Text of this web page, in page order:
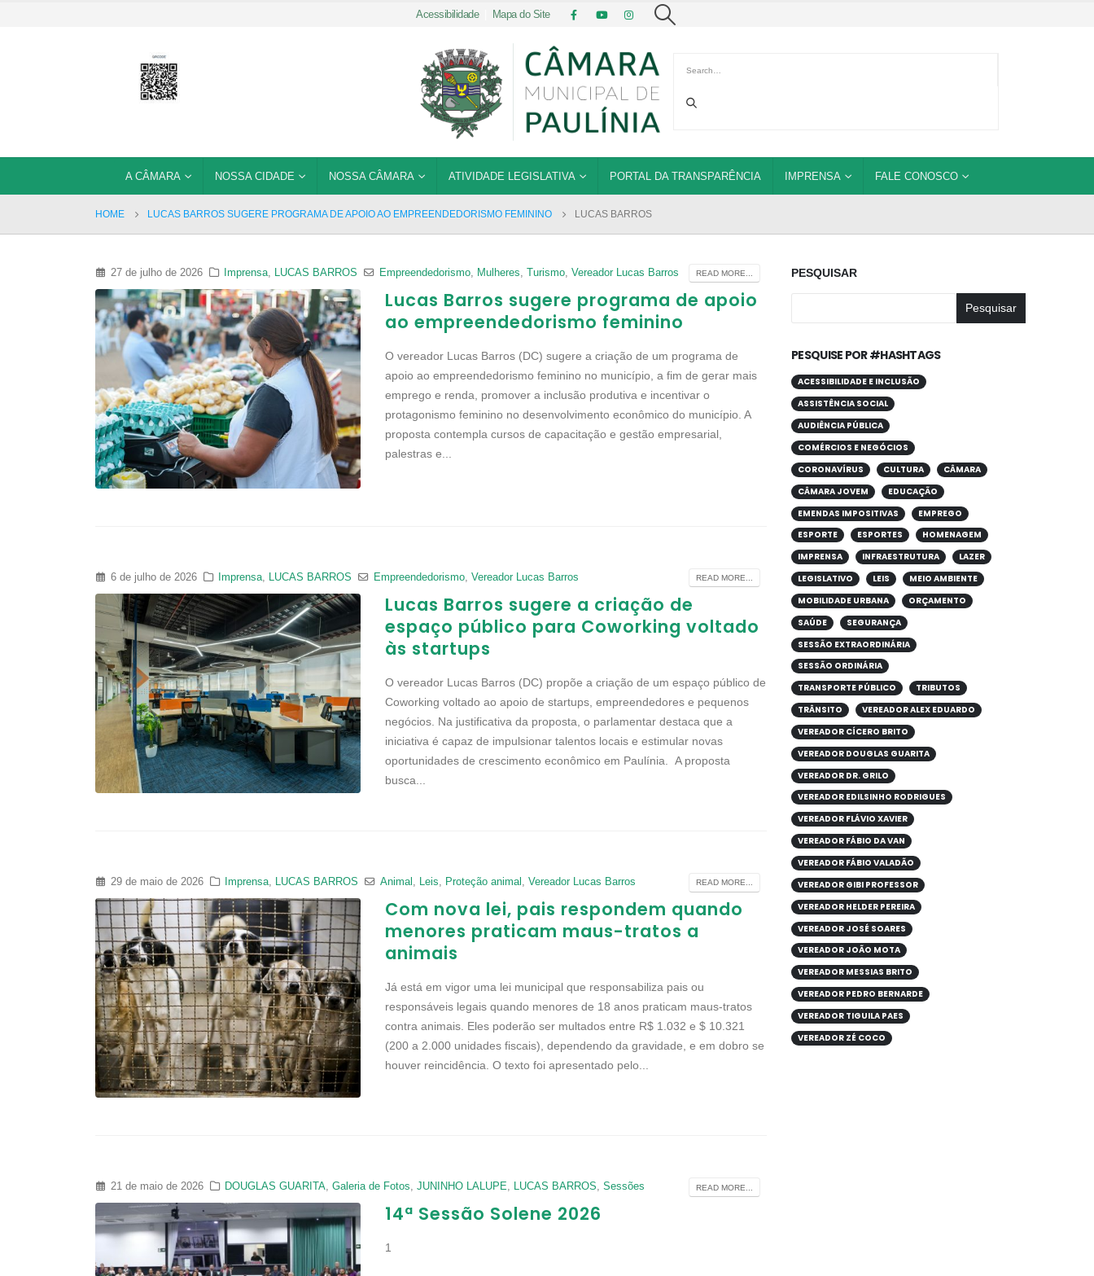
Acessibilidade| Mapa do Site
A CÂMARA NOSSA CIDADE NOSSA CÂMARA ATIVIDADE LEGISLATIVA PORTAL DA TRANSPARÊNCIA IMPRENSA FALE CONOSCO
HOME LUCAS BARROS SUGERE PROGRAMA DE APOIO AO EMPREENDEDORISMO FEMININO LUCAS BARROS
27 de julho de 2026 Imprensa, LUCAS BARROS Empreendedorismo, Mulheres, Turismo, Vereador Lucas Barros READ MORE...
Lucas Barros sugere programa de apoio
ao empreendedorismo feminino
O vereador Lucas Barros (DC) sugere a criação de um programa de
apoio ao empreendedorismo feminino no município, a fim de gerar mais
emprego e renda, promover a inclusão produtiva e incentivar o
protagonismo feminino no desenvolvimento econômico do município. A
proposta contempla cursos de capacitação e gestão empresarial,
palestras e...
6 de julho de 2026 Imprensa, LUCAS BARROS Empreendedorismo, Vereador Lucas Barros READ MORE...
Lucas Barros sugere a criação de
espaço público para Coworking voltado
às startups
O vereador Lucas Barros (DC) propõe a criação de um espaço público de
Coworking voltado ao apoio de startups, empreendedores e pequenos
negócios. Na justificativa da proposta, o parlamentar destaca que a
iniciativa é capaz de impulsionar talentos locais e estimular novas
oportunidades de crescimento econômico em Paulínia. A proposta
busca...
29 de maio de 2026 Imprensa, LUCAS BARROS Animal , Leis, Proteção animal , Vereador Lucas Barros READ MORE...
Com nova lei, pais respondem quando
menores praticam maus-tratos a
animais
Já está em vigor uma lei municipal que responsabiliza pais ou
responsáveis legais quando menores de 18 anos praticam maus-tratos
contra animais. Eles poderão ser multados entre R$ 1.032 e $ 10.321
(200 a 2.000 unidades fiscais), dependendo da gravidade, e em dobro se
houver reincidência. O texto foi apresentado pelo...
21 de maio de 2026 DOUGLAS GUARITA,Galeria de Fotos,JUNINHO LALUPE, LUCAS BARROS,Sessões READ MORE...
14ª Sessão Solene 2026
1
PESQUISAR
Pesquisar
PESQUISE POR #HASHTAGS
ACESSIBILIDADE E INCLUSÃO
ASSISTÊNCIA SOCIAL
AUDIÊNCIA PÚBLICA
COMÉRCIOS E NEGÓCIOS
CORONAVÍRUS
CULTURA
CÂMARA
CÂMARA JOVEM
EDUCAÇÃO
EMENDAS IMPOSITIVAS
EMPREGO
ESPORTE
ESPORTES
HOMENAGEM
IMPRENSA
INFRAESTRUTURA
LAZER
LEGISLATIVO
LEIS
MEIO AMBIENTE
MOBILIDADE URBANA
ORÇAMENTO
SAÚDE
SEGURANÇA
SESSÃO EXTRAORDINÁRIA
SESSÃO ORDINÁRIA
TRANSPORTE PÚBLICO
TRIBUTOS
TRÂNSITO
VEREADOR ALEX EDUARDO
VEREADOR CÍCERO BRITO
VEREADOR DOUGLAS GUARITA
VEREADOR DR. GRILO
VEREADOR EDILSINHO RODRIGUES
VEREADOR FLÁVIO XAVIER
VEREADOR FÁBIO DA VAN
VEREADOR FÁBIO VALADÃO
VEREADOR GIBI PROFESSOR
VEREADOR HELDER PEREIRA
VEREADOR JOSÉ SOARES
VEREADOR JOÃO MOTA
VEREADOR MESSIAS BRITO
VEREADOR PEDRO BERNARDE
VEREADOR TIGUILA PAES
VEREADOR ZÉ COCO